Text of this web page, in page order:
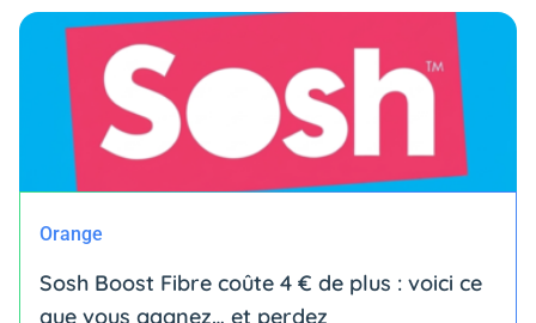
Orange
Sosh Boost Fibre coûte 4 € de plus : voici ce
que vous gagnez… et perdez